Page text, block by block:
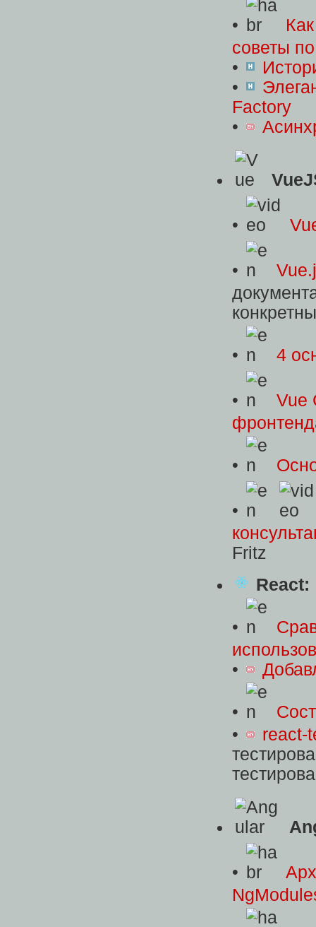
•
советы
•
•
Factory
•
•
•
• 4
•
Vue
•
•
Fritz
React:
•
•
•
•
react-
•